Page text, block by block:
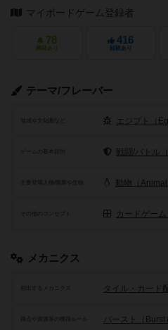
マイボードゲーム登録者
78
興味あり
416
経験あり
テーマ/フレーバー
地域や文化圏など エジプト（
戦闘/バトル
動物（Animal
その他のコンセプト カードゲーム
メカニクス
頻出するメカニクス タイル・カード
得点や資源等の獲得ルール バースト（Burst）